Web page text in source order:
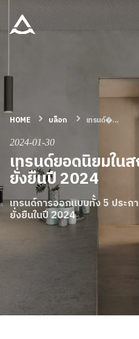
เครื่องมือและเอกสาร
บล็อก & ข่าวสาร
ผลิตภัณฑ์
เกี่ยวกับ ARITCO
สําหรับมืออาชีพ
สั่งซื้อ Digital HomeKit
สอบถามราคาประเมิน
HOME บล็อก เทรนด์�...
2024-01-30
เทรนด์ยอดนิยมใน
ยั่งยืนปี 2024
เทรนด์การออกแบบทั้ง 5 ประ
ยั่งยืนในปี 2024